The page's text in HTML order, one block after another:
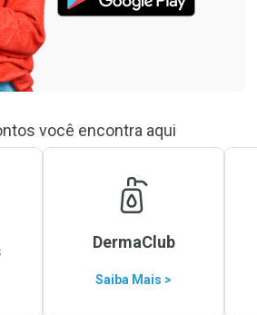
você encontra aqui
DermaClub
Saiba Mais >